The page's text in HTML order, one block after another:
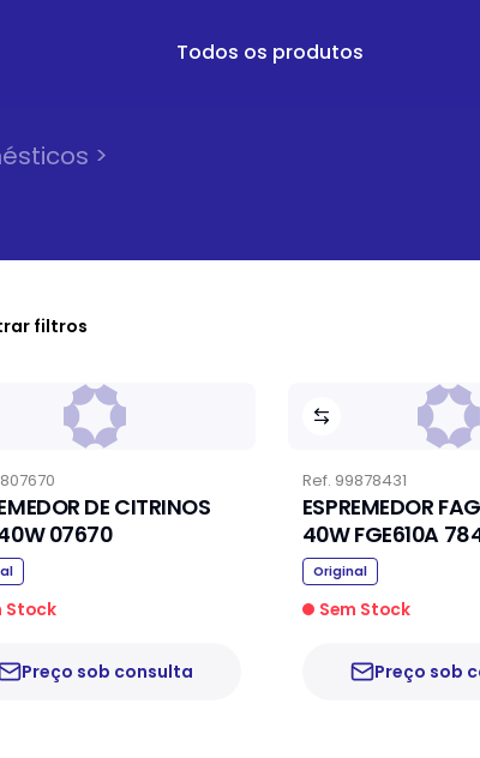
Todos os produtos
>
filtros
DE CITRINOS
07670
Stock
Preço sob consulta
Ref. 99878431
ESPREMEDOR
40W
Original
Sem Stock
Preço sob